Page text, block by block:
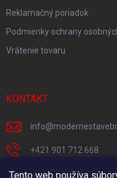
Tento web používa
Reklamačný poriadok
Podmienky ochrany
Vrátenie tovaru
KONTAKT
info@
+421 901 712 668
Facebook